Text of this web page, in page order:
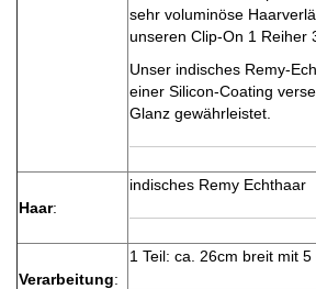
sehr voluminöse
unseren Clip-On 1 Reiher
Unser indisches Remy-
einer Silicon-Coating
Glanz gewährleistet.
Haar:
indisches Remy Echthaar
Verarbeitung:
1 Teil: ca. 26cm breit mit 5